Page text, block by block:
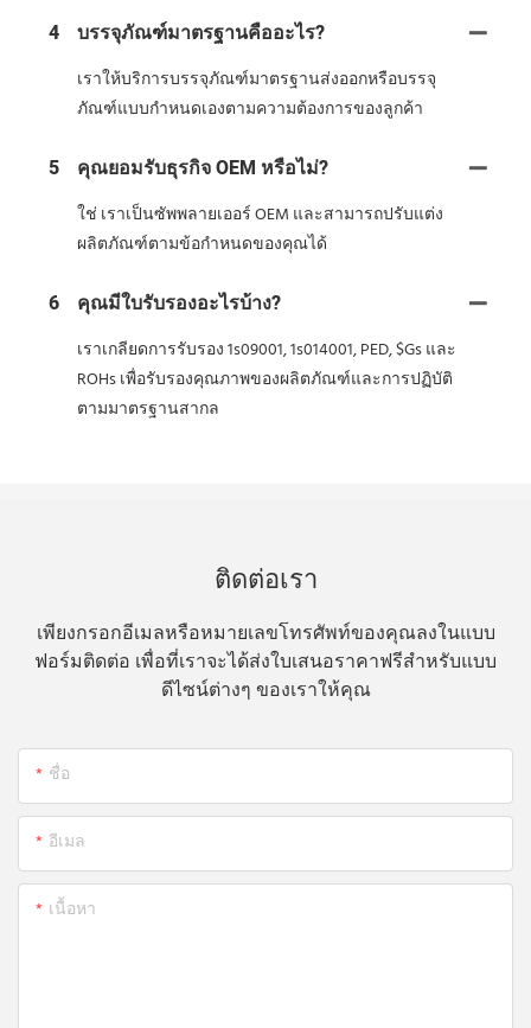
4 บรรจุภัณฑ์มาตรฐานคืออะไร?
เราให้บริการบรรจุภัณฑ์มาตรฐานส่งออกหรือบรรจุ
ภัณฑ์แบบกำหนดเองตามความต้องการของลูกค้า
5 คุณยอมรับธุรกิจ OEM หรือไม่?
ใช่ เราเป็นซัพพลายเออร์ OEM และสามารถปรับแต่ง
ผลิตภัณฑ์ตามข้อกำหนดของคุณได้
6 คุณมีใบรับรองอะไรบ้าง?
เราเกลียดการรับรอง 1s09001, 1s014001, PED, $Gs และ
ROHs เพื่อรับรองคุณภาพของผลิตภัณฑ์และการปฏิบัติ
ตามมาตรฐานสากล
ติดต่อเรา
เพียงกรอกอีเมลหรือหมายเลขโทรศัพท์ของคุณลงในแบบ
ฟอร์มติดต่อ เพื่อที่เราจะได้ส่งใบเสนอราคาฟรีสำหรับแบบ
ดีไซน์ต่างๆ ของเราให้คุณ
ชื่อ
อีเมล
เนื้อหา